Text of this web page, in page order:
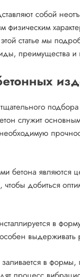
собой
физическим
этой статье мы
преимущества
служит
бетона являются
добиться
в
в формы,